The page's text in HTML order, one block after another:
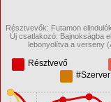
Résztvevők: Futamon
Új csatlakozó: Bajnokságba
lebonyolítva a verseny
Résztvevő
#Szerver